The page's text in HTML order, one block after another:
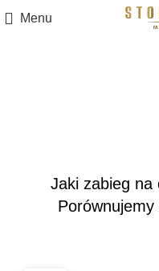
Menu
Jaki zabieg na